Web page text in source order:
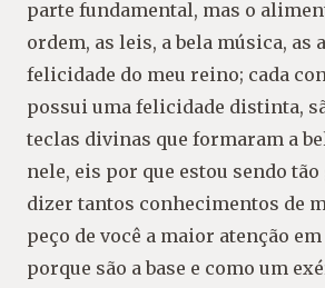
parte fundamental, mas o
ordem, as leis, a bela música, as
felicidade do meu reino; cada
possui uma felicidade distinta,
teclas divinas que formaram a
nele, eis por que estou sendo
dizer tantos conhecimentos de
peço de você a maior atenção
porque são a base e como um